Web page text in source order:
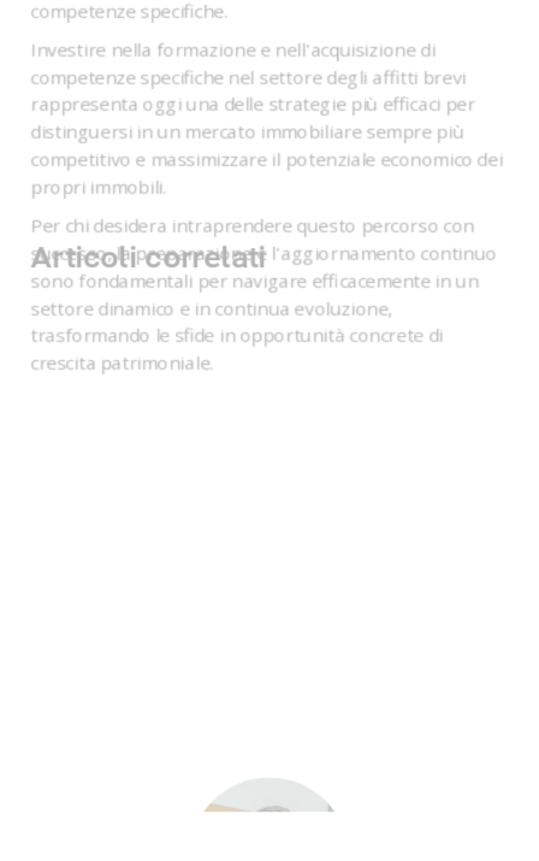
competenze specifiche.
Investire nella formazione e nell'acquisizione di
competenze specifiche nel settore degli affitti brevi
rappresenta oggi una delle strategie più efficaci per
distinguersi in un mercato immobiliare sempre più
competitivo e massimizzare il potenziale economico dei
propri immobili.
Per chi desidera intraprendere questo percorso con
successo, la preparazione e l'aggiornamento continuo
sono fondamentali per navigare efficacemente in un
settore dinamico e in continua evoluzione,
trasformando le sfide in opportunità concrete di
crescita patrimoniale.
Articoli correlati